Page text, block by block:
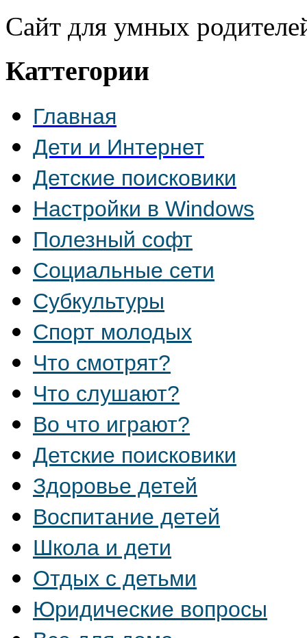
Сайт для умных
Каттегории
Главная
Дети и Интернет
Детские поисковики
Настройки в Windows
Полезный софт
Социальные сети
Субкультуры
Спорт молодых
Что смотрят?
Что слушают?
Во что играют?
Детские поисковики
Здоровье детей
Воспитание детей
Школа и дети
Отдых с детьми
Юридические вопросы